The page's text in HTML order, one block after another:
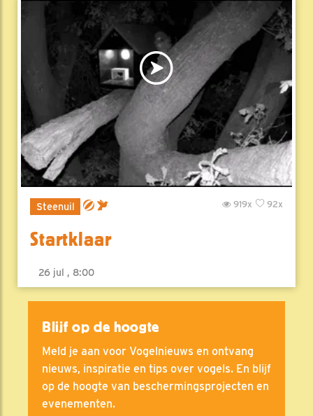
Steenuil 92x
919x
Startklaar
26 jul , 8:00
Blijf op de hoogte
Meld je aan voor Vogelnieuws en ontvang
nieuws, inspiratie en tips over vogels. En blijf
op de hoogte van beschermingsprojecten en
evenementen.